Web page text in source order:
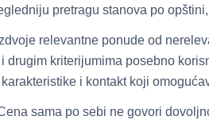
pretragu stanova po
relevantne ponude od
kriterijumima posebno
i kontakt koji
sama po sebi ne govori